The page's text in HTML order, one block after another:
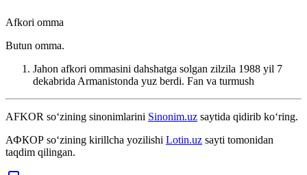
Afkori omma
Butun omma.
Jahon afkori ommasini dahshatga solgan zilzila 1988 yil 7
dekabrida Armanistonda yuz berdi. Fan va turmush
AFKOR so‘zining sinonimlarini Sinonim.uz saytida qidirib ko‘ring.
АФКОР so‘zining kirillcha yozilishi Lotin.uz sayti tomonidan
taqdim qilingan.